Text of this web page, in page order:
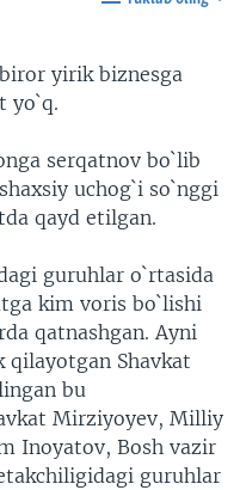
yirik biznesga
yo`q.
serqatnov bo`lib
uchog`i so`nggi
qayd etilgan.
guruhlar o`rtasida
kim voris bo`lishi
qatnashgan. Ayni
Shavkat
bu
Mirziyoyev, Milliy
Inoyatov, Bosh vazir
guruhlar